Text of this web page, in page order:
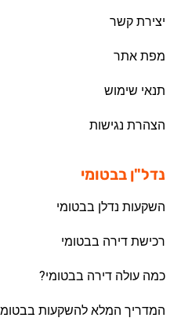
יצירת קשר
מפת אתר
תנאי שימוש
הצהרת נגישות
נדל"ן בבטומי
השקעות נדלן בבטומי
רכישת דירה בבטומי
כמה עולה דירה בבטומי?
המדריך המלא להשקעות בבטומי